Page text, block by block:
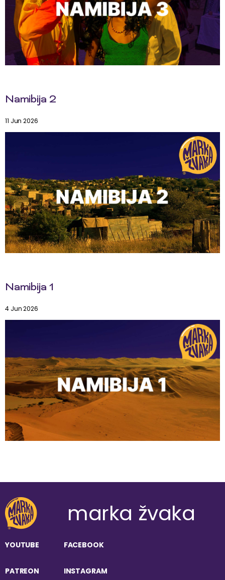
Namibija 2
11 Jun 2026
Namibija 1
4 Jun 2026
marka žvaka
YOUTUBE FACEBOOK
PATREON INSTAGRAM